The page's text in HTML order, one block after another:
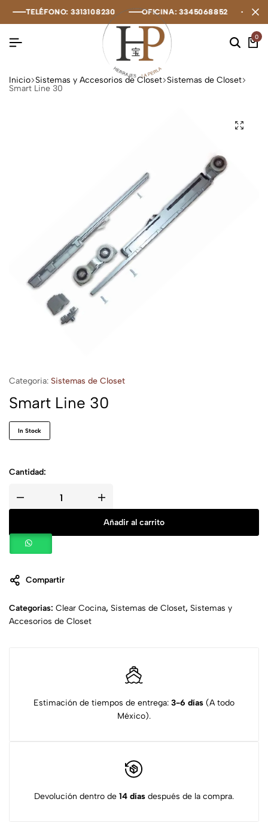
TELÉFONO: 3313108230 OFICINA: 3345068852
TELÉFONO: 3313108230 OFICINA: 3345068852
TELÉFONO: 3313108230 OFICINA: 3345068852
0
Inicio Sistemas y Accesorios de Closet Sistemas de Closet
Smart Line 30
Categoria: Sistemas de Closet
Smart Line 30
In Stock
Cantidad:
Añadir al carrito
Compartir
Categorias: Clear Cocina, Sistemas de Closet, Sistemas y
Accesorios de Closet
Estimación de tiempos de entrega: 3-6 días (A todo
México).
Devolución dentro de 14 días después de la compra.